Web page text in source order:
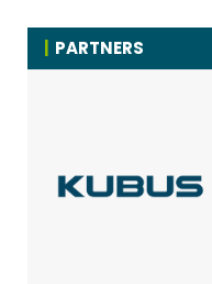
PARTNERS